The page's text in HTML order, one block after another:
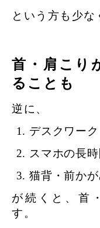
という方も少な
首・肩こり
ることも
逆に、
デスクワーク
スマホの長
猫背・前か
が続くと、首
す。